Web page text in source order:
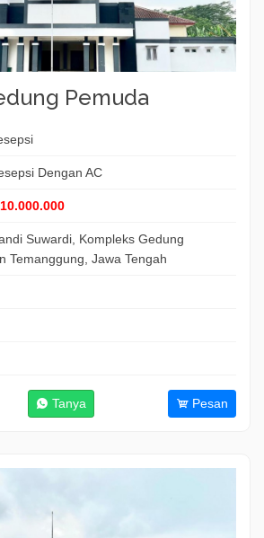
Pemuda
Dengan AC
Suwardi, Kompleks Gedung
Temanggung, Jawa Tengah
Tanya Pesan